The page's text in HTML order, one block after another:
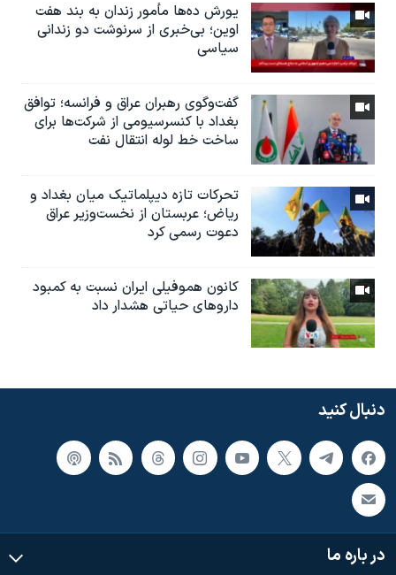
یورش ده‌ها مأمور زندان به بند هفت
اوین؛ بی‌خبری از سرنوشت دو زندانی
سیاسی
گفت‌وگوی رهبران عراق و فرانسه؛ توافق
بغداد با کنسرسیومی از شرکت‌ها برای
ساخت خط لوله انتقال نفت
تحرکات تازه دیپلماتیک میان بغداد و
ریاض؛ عربستان از نخست‌وزیر عراق
دعوت رسمی کرد
کانون هموفیلی ایران نسبت به کمبود
داروهای حیاتی هشدار داد
دنبال کنید
در باره ما